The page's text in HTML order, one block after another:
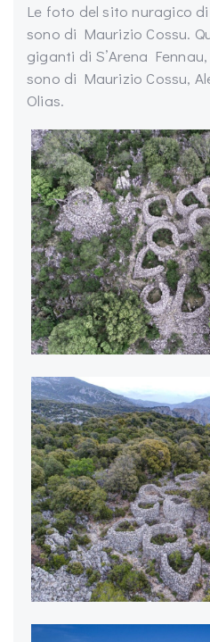
Le foto del sito nuragico
sono di Maurizio Cossu.
giganti di S’Arena
sono di Maurizio Cossu,
Olias.